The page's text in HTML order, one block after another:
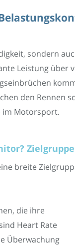
sondern
Leistung über
den Rennen
im Motorsport.
breite
die ihre
Heart Rate
Überwachung